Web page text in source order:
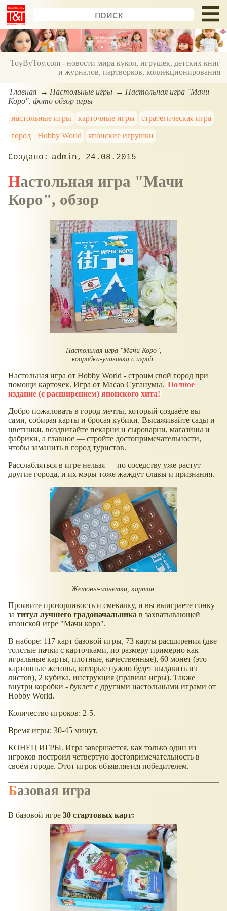
ToyByToy.com - новости мира кукол, игрушек, детских книг
и журналов, партворков, коллекционирования
Главная Настольные игры
Настольная игра "Мачи
Коро", фото обзор игры
настольные игры
карточные игры
стратегическая игра
город
Hobby World японские игрушки
admin 24.08.2015
Настольная игра "Мачи
Коро", обзор
Настольная игра "Мачи Коро",
кооробка-упаковка с игрой.
Настольная игра от Hobby World - строим свой город при
помощи карточек. Игра от Масао Суганумы. Полное
издание (с расширением) японского хита!
Добро пожаловать в город мечты, который создаёте вы
сами, собирая карты и бросая кубики. Высаживайте сады и
цветники, воздвигайте пекарни и сыроварни, магазины и
фабрики, а главное — стройте достопримечательности,
чтобы заманить в город туристов.
Расслабляться в игре нельзя — по соседству уже растут
другие города, и их мэры тоже жаждут славы и признания.
Жетоны-монетки, картон.
Проявите прозорливость и смекалку, и вы выиграете гонку
за титул лучшего градоначальника в захватывающей
японской игре "Мачи коро".
В наборе: 117 карт базовой игры, 73 карты расширения (две
толстые пачки с карточками, по размеру примерно как
игральные карты, плотные, качественные), 60 монет (это
картонные жетоны, которые нужно будет выдавить из
листов), 2 кубика, инструкция (правила игры). Также
внутри коробки - буклет с другими настольными играми от
Hobby World.
Количество игроков: 2-5.
Время игры: 30-45 минут.
КОНЕЦ ИГРЫ. Игра завершается, как только один из
игроков построил четвертую достопримечательность в
своём городе. Этот игрок объявляется победителем.
Базовая игра
В базовой игре 30 стартовых карт: